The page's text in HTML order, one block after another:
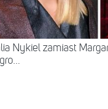
Nykiel zamiast